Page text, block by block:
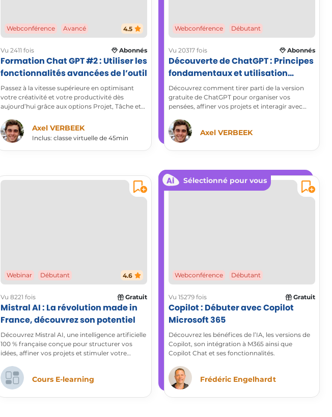
Webconférence Avancé 4.5
Vu 2411 fois Abonnés
Formation Chat GPT #2 : Utiliser les
fonctionnalités avancées de l’outil
Passez à la vitesse supérieure en optimisant
votre créativité et votre productivité dès
aujourd’hui grâce aux options Projet, Tâche et
Axel VERBEEK
Inclus: classe virtuelle de 45min
Webconférence Débutant
Vu 20317 fois Abonnés
Découverte de ChatGPT : Principes
fondamentaux et utilisation
pratique
Découvrez comment tirer parti de la version
gratuite de ChatGPT pour organiser vos
pensées, affiner vos projets et interagir avec
Expérimentez une nouvelle manière de
réfléchir, rédiger et explorer vos idées en
optimisant votre créativité et votre efficacité.
Profitez d’une assistance intelligente pour
améliorer votre productivité dès aujourd’hui !
Axel VERBEEK
Webinar Débutant 4.6
Vu 8221 fois Gratuit
Mistral AI : La révolution made in
France, découvrez son potentiel
Découvrez Mistral AI, une intelligence artificielle
100 % française conçue pour structurer vos
idées, affiner vos projets et stimuler votre
pour rédiger avec aisance, approfondir vos
concepts et optimiser votre productivité. Grâce
à cette assistance intelligente, générez du
contenu pertinent, clarifiez vos réflexions et
Cours E-learning
Sélectionné pour vous
Webconférence Débutant
Vu 15279 fois Gratuit
Copilot : Débuter avec Copilot
Microsoft 365
Découvrez les bénéfices de l’IA, les versions de
Copilot, son intégration à M365 ainsi que
Copilot Chat et ses fonctionnalités.
Frédéric Engelhardt